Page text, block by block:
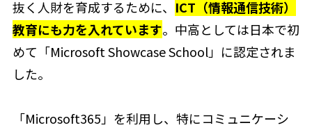
抜く人財を育成するために、 ICT（情報通信技術）
教育にも力を入れています。中高としては日本で初
めて「Microsoft Showcase School」に認定されま
した。
「Microsoft365」を利用し、特にコミュニケーシ